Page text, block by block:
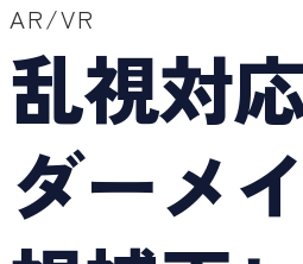
AR/VR
乱視対
ダーメ